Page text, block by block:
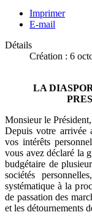
Imprimer
E-mail
Détails
Création : 6
LA
Monsieur le Président,
Depuis votre arrivée
vos intérêts
vous avez déclaré la
budgétaire de
sociétés
systématique à la
de passation des
et les détournements